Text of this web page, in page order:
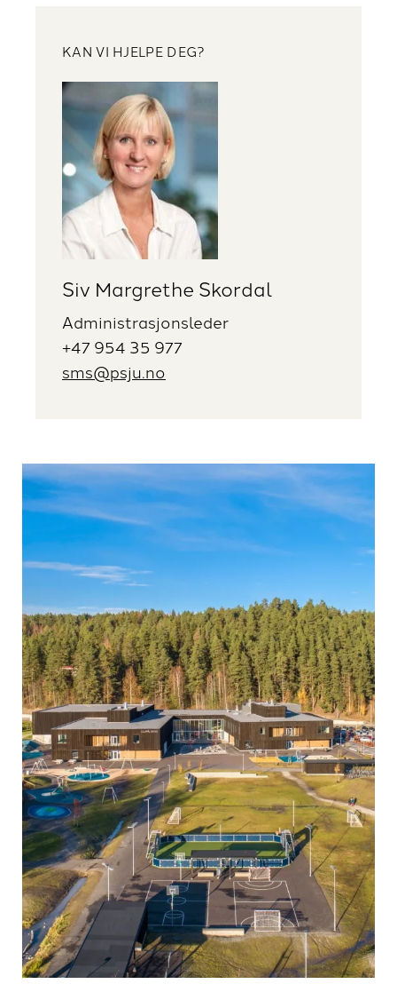
KAN VI HJELPE DEG?
Siv Margrethe Skordal
Administrasjonsleder
+47 954 35 977
sms@psju.no